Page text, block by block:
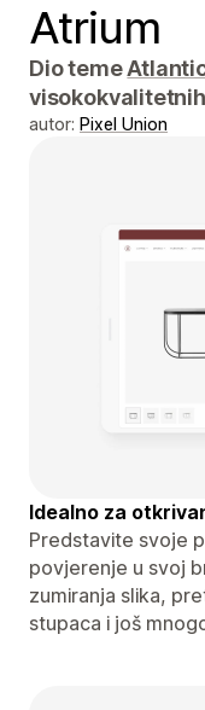
Atrium
Dio teme
autor: Pixel Union
Idealno za
Predstavite svoje
povjerenje u svoj
zumiranja slika,
stupaca i još